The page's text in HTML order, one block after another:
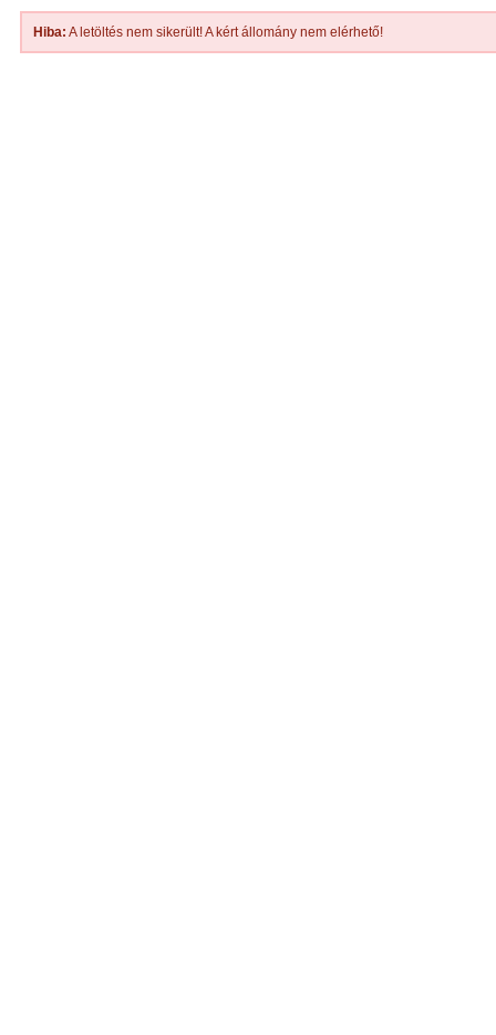
Hiba: A letöltés nem sikerült! A kért állomány nem elérhető!